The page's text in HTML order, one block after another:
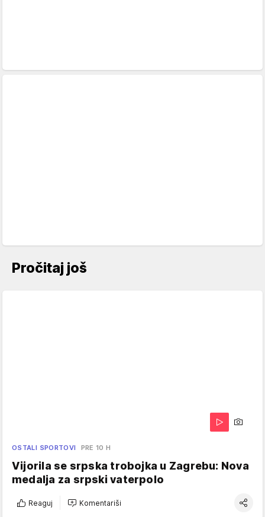
Pročitaj još
OSTALI SPORTOVI PRE 10 H
Vijorila se srpska trobojka u Zagrebu: Nova
medalja za srpski vaterpolo
Reaguj Komentariši